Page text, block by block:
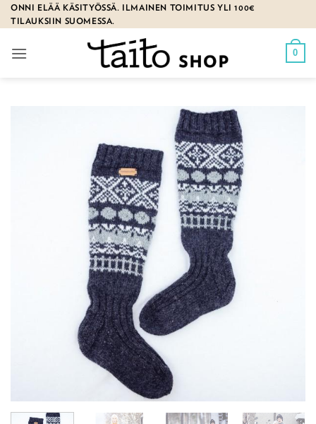
Skip
to
ONNI ELÄÄ KÄSITYÖSSÄ. ILMAINEN TOIMITUS YLI 100€
TILAUKSIIN SUOMESSA.
0